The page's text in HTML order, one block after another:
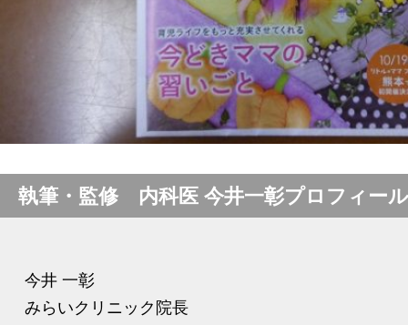
執筆・監修 内科医 今井一彰プロフィール
今井 一彰
みらいクリニック院長